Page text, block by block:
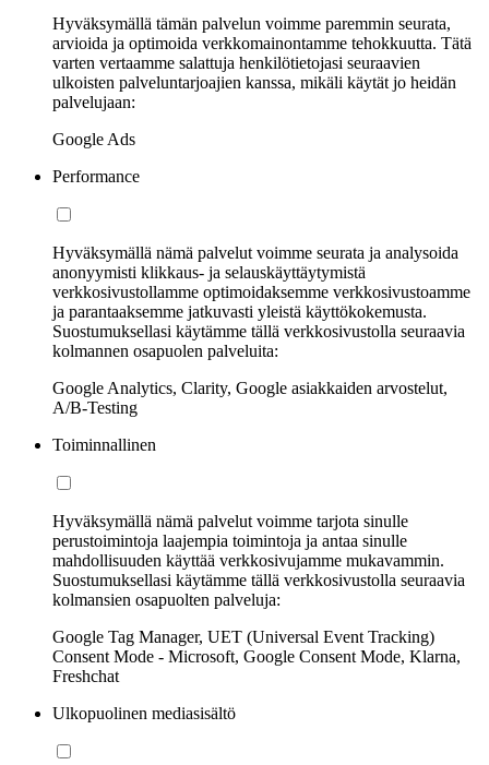
Hyväksymällä tämän palvelun voimme paremmin seurata,
arvioida ja optimoida verkkomainontamme tehokkuutta. Tätä
varten vertaamme salattuja henkilötietojasi seuraavien
ulkoisten palveluntarjoajien kanssa, mikäli käytät jo heidän
palvelujaan:
Google Ads
Performance
Hyväksymällä nämä palvelut voimme seurata ja analysoida
anonyymisti klikkaus- ja selauskäyttäytymistä
verkkosivustollamme optimoidaksemme verkkosivustoamme
ja parantaaksemme jatkuvasti yleistä käyttökokemusta.
Suostumuksellasi käytämme tällä verkkosivustolla seuraavia
kolmannen osapuolen palveluita:
Google Analytics, Clarity, Google asiakkaiden arvostelut,
A/B-Testing
Toiminnallinen
Hyväksymällä nämä palvelut voimme tarjota sinulle
perustoimintoja laajempia toimintoja ja antaa sinulle
mahdollisuuden käyttää verkkosivujamme mukavammin.
Suostumuksellasi käytämme tällä verkkosivustolla seuraavia
kolmansien osapuolten palveluja:
Google Tag Manager, UET (Universal Event Tracking)
Consent Mode - Microsoft, Google Consent Mode, Klarna,
Freshchat
Ulkopuolinen mediasisältö